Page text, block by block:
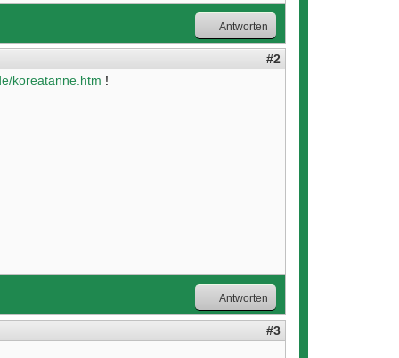
Antworten
#2
koreatanne.htm !
Antworten
#3